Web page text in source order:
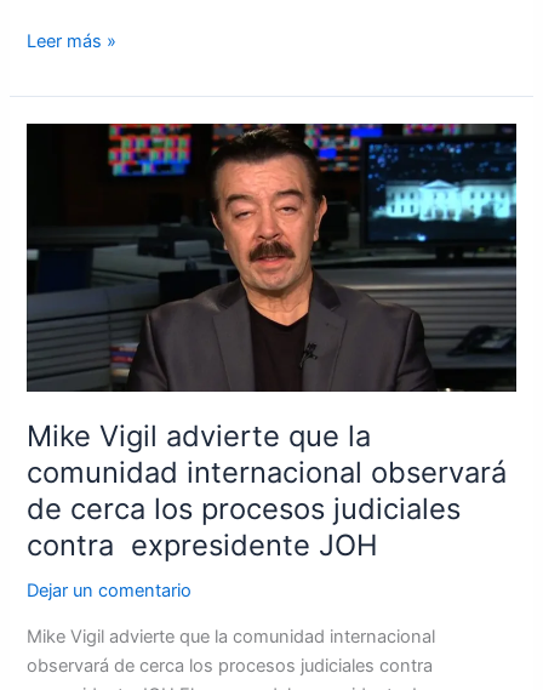
Leer más »
Mike Vigil advierte que la
comunidad internacional observará
de cerca los procesos judiciales
contra expresidente JOH
Dejar un comentario
Mike Vigil advierte que la comunidad internacional
observará de cerca los procesos judiciales contra
la
comunidad
internacional
observará
de
cerca
los
judiciales
contra
expresidente